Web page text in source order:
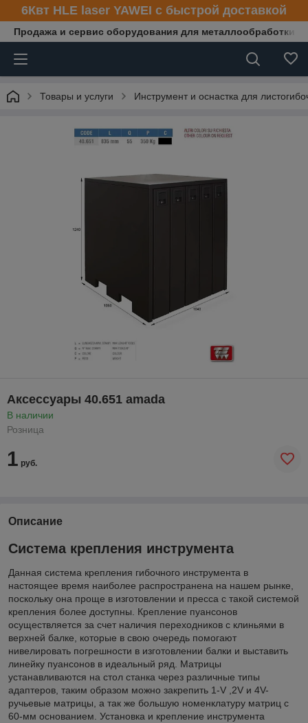
6Квт HLE laser YAWEI с быстрой доставкой
Продажа и сервис оборудования для металлообработки
Товары и услуги Инструмент и оснастка для
Аксессуары 40.651 amada
В наличии
Розница
1 руб.
Описание
Система крепления инструмента
Данная система крепления гибочного инструмента в
настоящее время наиболее распространена на нашем рынке,
поскольку она проще в изготовлении и пресса с такой системой
крепления более доступны. Крепление пуансонов
осуществляется за счет наличия переходников с клиньями в
верхней балке, которые в свою очередь помогают
нивелировать погрешности в изготовлении балки и выставить
линейку пуансонов в идеальный ряд. Матрицы
устанавливаются на стол станка через различные типы
адаптеров, таким образом можно закрепить 1-V ,2V и 4V-
ручьевые матрицы, а так же большую номенклатуру матриц с
60-мм основанием. Установка и крепление инструмента